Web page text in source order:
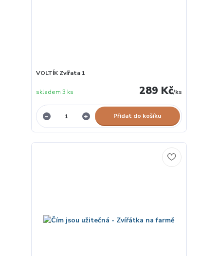
VOLTÍK Zvířata 1
289 Kč/ks
skladem 3 ks
Přidat do košíku